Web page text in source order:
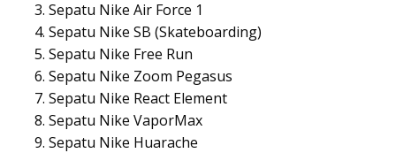
Sepatu Nike Air Force 1
Sepatu Nike SB (Skateboarding)
Sepatu Nike Free Run
Sepatu Nike Zoom Pegasus
Sepatu Nike React Element
Sepatu Nike VaporMax
Sepatu Nike Huarache